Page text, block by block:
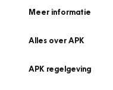
Meer informatie
Alles over APK
APK regelgeving